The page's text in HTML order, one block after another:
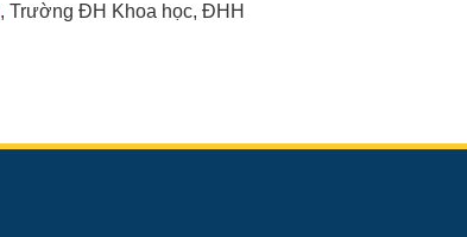
, Trường ĐH Khoa học, ĐHH